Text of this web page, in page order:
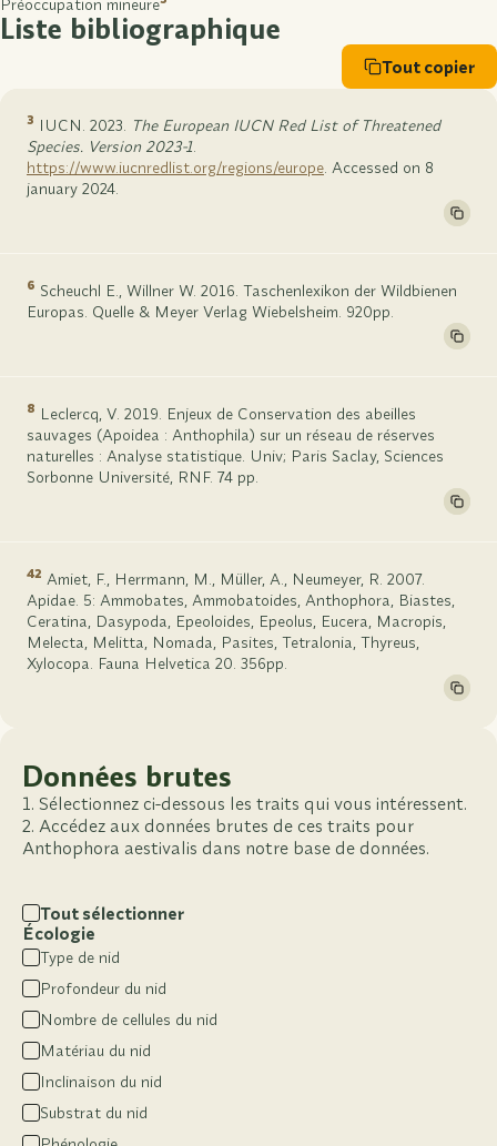
Préoccupation mineure
Liste bibliographique
Tout copier
3 IUCN. 2023. The European IUCN Red List of Threatened
Species. Version 2023-1.
https://www.iucnredlist.org/regions/europe. Accessed on 8
january 2024.
6 Scheuchl E., Willner W. 2016. Taschenlexikon der Wildbienen
Europas. Quelle & Meyer Verlag Wiebelsheim. 920pp.
8 Leclercq, V. 2019. Enjeux de Conservation des abeilles
sauvages (Apoidea : Anthophila) sur un réseau de réserves
naturelles : Analyse statistique. Univ; Paris Saclay, Sciences
Sorbonne Université, RNF. 74 pp.
42 Amiet, F., Herrmann, M., Müller, A., Neumeyer, R. 2007.
Apidae. 5: Ammobates, Ammobatoides, Anthophora, Biastes,
Ceratina, Dasypoda, Epeoloides, Epeolus, Eucera, Macropis,
Melecta, Melitta, Nomada, Pasites, Tetralonia, Thyreus,
Xylocopa. Fauna Helvetica 20. 356pp.
Données brutes
Sélectionnez ci-dessous les traits qui vous intéressent.
Accédez aux données brutes de ces traits pour
Anthophora aestivalis dans notre base de données.
Tout sélectionner
Écologie
Type de nid
Profondeur du nid
Nombre de cellules du nid
Matériau du nid
Inclinaison du nid
Substrat du nid